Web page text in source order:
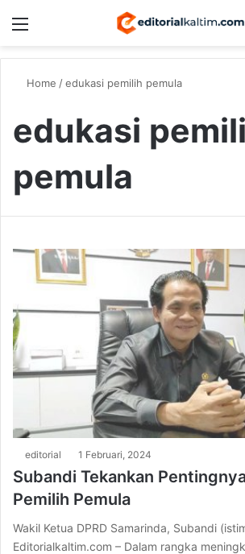
Home /edukasi pemilih pemula
edukasi
pemula
editorial 1 Februari, 2024
Subandi Tekankan
Pemilih Pemula
Wakil Ketua DPRD Samarinda, Subandi
Editorialkaltim.com – Dalam rangka